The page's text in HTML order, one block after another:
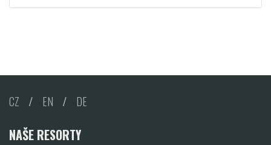
CZ / EN / DE
NAŠE RESORTY